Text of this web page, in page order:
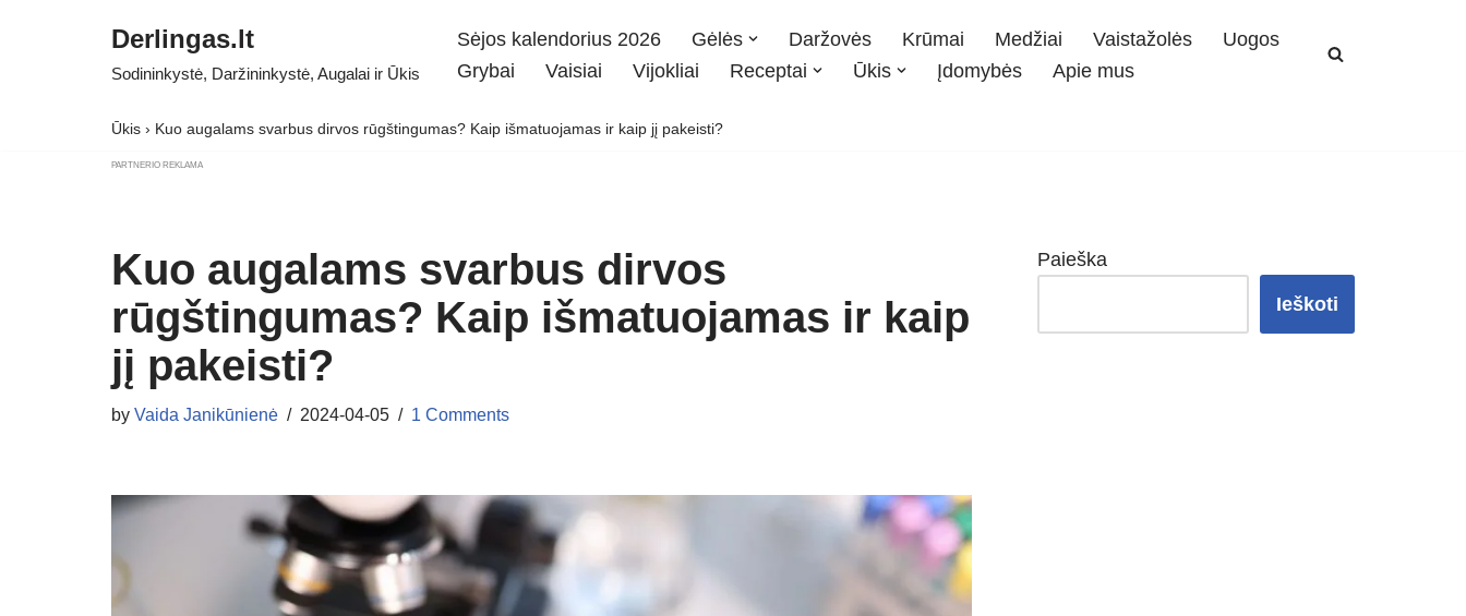
Derlingas.lt
Sodininkystė, Daržininkystė, Augalai ir Ūkis
Sėjos kalendorius 2026 Gėlės Daržovės Krūmai Medžiai Vaistažolės
Uogos
Grybai
Vaisiai Vijokliai Receptai Ūkis Įdomybės Apie mus
Ūkis › Kuo augalams svarbus dirvos rūgštingumas? Kaip išmatuojamas ir kaip jį pakeisti?
PARTNERIO REKLAMA
Kuo augalams svarbus dirvos
rūgštingumas? Kaip išmatuojamas ir kaip
jį pakeisti?
by Vaida Janikūnienė 2024-04-05 1 Comments
Paieška
Ieškoti